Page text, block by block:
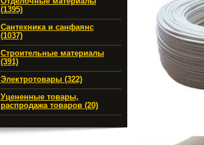
(1395)
Сантехника и санфаянс
(1037)
Строительные материалы
(391)
Электротовары (322)
Уцененные товары,
распродажа товаров (20)